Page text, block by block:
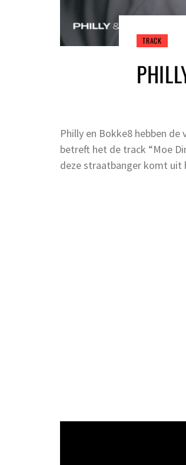
TRACK
Philly en Bokke8 hebben de
betreft het de track “Moe
deze straatbanger komt uit